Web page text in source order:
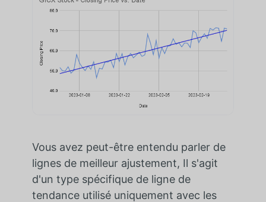
Vous avez peut-être entendu parler de
lignes de meilleur ajustement, Il s'agit
d'un type spécifique de ligne de
tendance utilisé uniquement avec les